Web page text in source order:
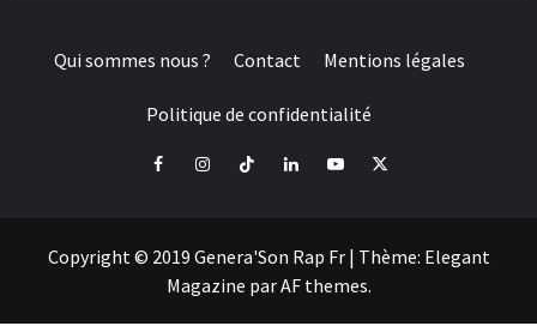
Qui sommes nous ? Contact Mentions légales
Politique de confidentialité
FacebookInstagramTiktok LinkedInYoutube
X
Copyright © 2019 Genera'Son Rap Fr | Thème: Elegant
Magazine parAF themes.